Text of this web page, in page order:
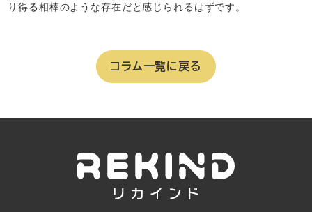
り得る相棒のような存在だと感じられるはずです。
コラム一覧に戻る